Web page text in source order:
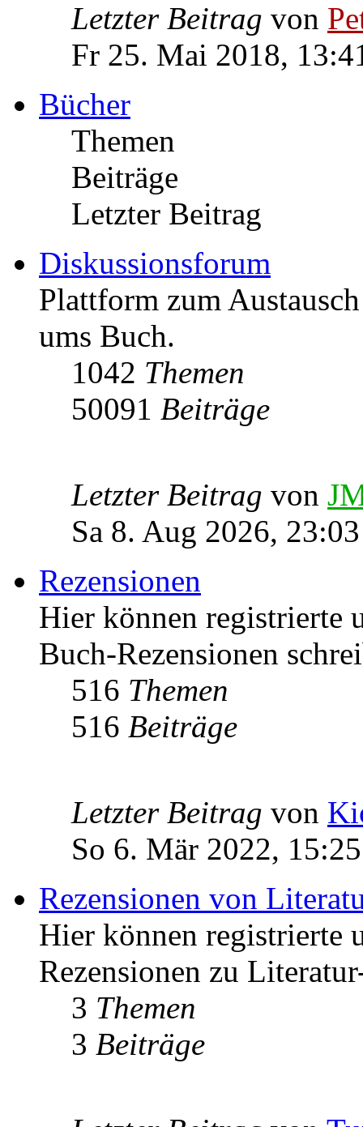
Letzter Beitrag von
Fr 25. Mai 2018,
Bücher
Themen
Beiträge
Letzter Beitrag
Diskussionsforum
Plattform zum
ums Buch.
1042 Themen
50091 Beiträge
Letzter Beitrag von
Sa 8. Aug 2026, 23:03
Rezensionen
Hier können registrierte
Buch-Rezensionen
516 Themen
516 Beiträge
Letzter Beitrag von
So 6. Mär 2022, 15:25
Rezensionen von
Hier können registrierte
Rezensionen zu
3 Themen
3 Beiträge